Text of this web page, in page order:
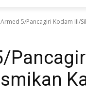
5/Pancagiri Kodam III/